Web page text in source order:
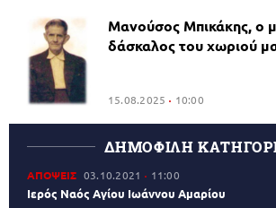
Μανούσος Μπικάκης, ο
δάσκαλος του χωριού
15.08.2025 10:00
ΔΗΜΟΦΙΛΗ
ΑΠΟΨΕΙΣ 03.10.2021 11:00
Ιερός Ναός Αγίου Ιωάννου Αμαρίου